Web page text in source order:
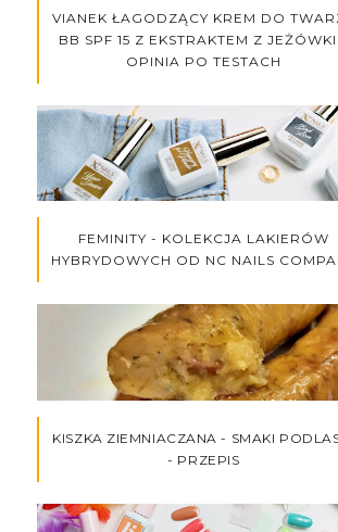
VIANEK ŁAGODZĄCY KREM DO
BB SPF 15 Z EKSTRAKTEM Z
OPINIA PO TESTACH
FEMINITY - KOLEKCJA LAKIERÓW
HYBRYDOWYCH OD NC NAILS
KISZKA ZIEMNIACZANA - SMAKI
- PRZEPIS